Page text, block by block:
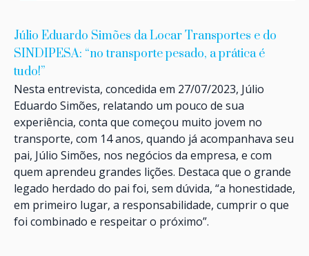
Júlio Eduardo Simões da Locar Transportes e do
SINDIPESA: “no transporte pesado, a prática é
tudo!”
Nesta entrevista, concedida em 27/07/2023, Júlio
Eduardo Simões, relatando um pouco de sua
experiência, conta que começou muito jovem no
transporte, com 14 anos, quando já acompanhava seu
pai, Júlio Simões, nos negócios da empresa, e com
quem aprendeu grandes lições. Destaca que o grande
legado herdado do pai foi, sem dúvida, “a honestidade,
em primeiro lugar, a responsabilidade, cumprir o que
foi combinado e respeitar o próximo”.